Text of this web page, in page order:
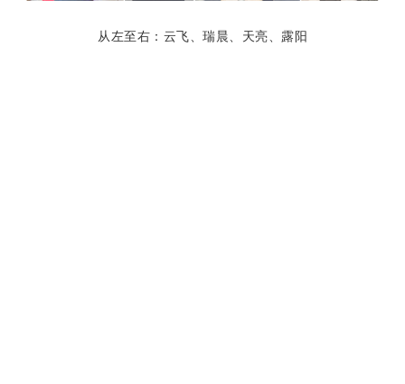
从左至右：云飞、瑞晨、天亮、露阳